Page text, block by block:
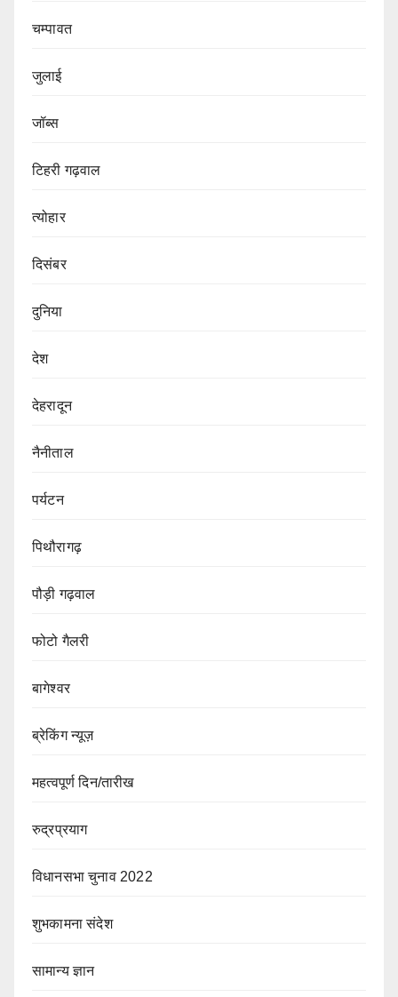
चम्पावत
जुलाई
जॉब्स
टिहरी गढ़वाल
त्योहार
दिसंबर
दुनिया
देश
देहरादून
नैनीताल
पर्यटन
पिथौरागढ़
पौड़ी गढ़वाल
फोटो गैलरी
बागेश्वर
ब्रेकिंग न्यूज़
महत्वपूर्ण दिन/तारीख
रुद्रप्रयाग
विधानसभा चुनाव 2022
शुभकामना संदेश
सामान्य ज्ञान